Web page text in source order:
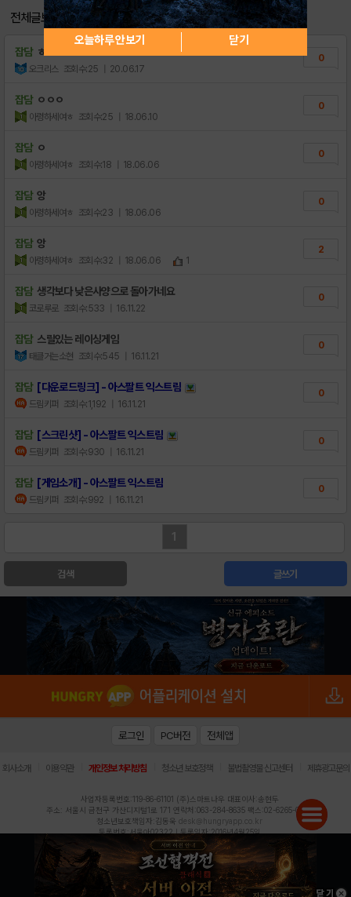
전체글보기
잡담 ㅎㅇ
오크리스 조회수:25 | 20.06.17
0
잡담 ㅇㅇㅇ
아령하세여ㅎ 조회수:25 | 18.06.10
0
잡담 ㅇ
아령하세여ㅎ 조회수:18 | 18.06.06
0
잡담 앙
아령하세여ㅎ 조회수:23 | 18.06.06
0
잡담 앙
아령하세여ㅎ 조회수:32 | 18.06.06 1
2
잡담 생각보다 낮은사양으로 돌아가네요
코로루로 조회수:533 | 16.11.22
0
잡담 스릴있는 레이싱게임
태클거는소현 조회수:545 | 16.11.21
0
잡담 [다운로드링크] - 아스팔트 익스트림
드림키퍼 조회수:1,192 | 16.11.21
0
잡담 [스크린샷] - 아스팔트 익스트림
드림키퍼 조회수:930 | 16.11.21
0
잡담 [게임소개] - 아스팔트 익스트림
드림키퍼 조회수:992 | 16.11.21
0
1
검색 글쓰기
오늘하루 안보기 닫기
로그인 PC버전 전체앱
회사소개 이용약관 개인정보 처리방침 청소년 보호정책 불법촬영물 신고센터 제휴광고문의
사업자등록번호:119-86-61101 (주)스마트나우 대표이사:송현두
주소: 서울시 금천구 가산디지털1로 171 연락처:063-284-8635 팩스:02-6265-0377
청소년보호책임자:김동욱 desk@hungryapp.co.kr
등록번호:서울아02322 | 등록일자:2016년4월25일
발행인:(주)스마트나우 송현두 | 편집인:김동욱
헝그리앱의 콘텐츠 및 기사는 저작권법의 보호를 받으므로, 무단 전재, 복사, 배포 등을 금합니다.
Copyright (c) HungryApp All Rights Reserved.